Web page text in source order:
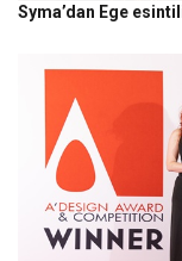
Syma’dan Ege